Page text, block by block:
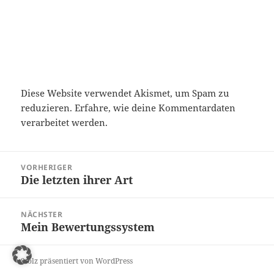
Diese Website verwendet Akismet, um Spam zu
reduzieren.Erfahre, wie deine Kommentardaten
verarbeitet werden.
VORHERIGER
Vorheriger
Die letzten ihrer Art
NÄCHSTER
Nächster
Mein Bewertungssystem
Stolz präsentiert von WordPress